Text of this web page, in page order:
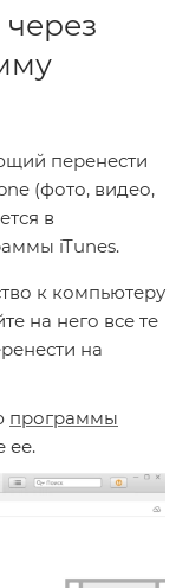
перенести
(фото, видео,
в
iTunes.
к компьютеру
на него все те
на
программы
ее.